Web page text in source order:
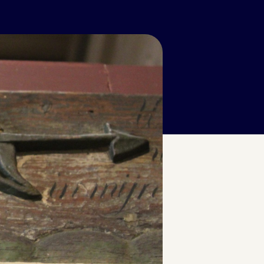
kunstenaar Jac. J. Koeman